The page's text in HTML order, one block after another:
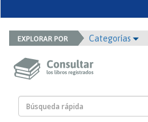
Categorías